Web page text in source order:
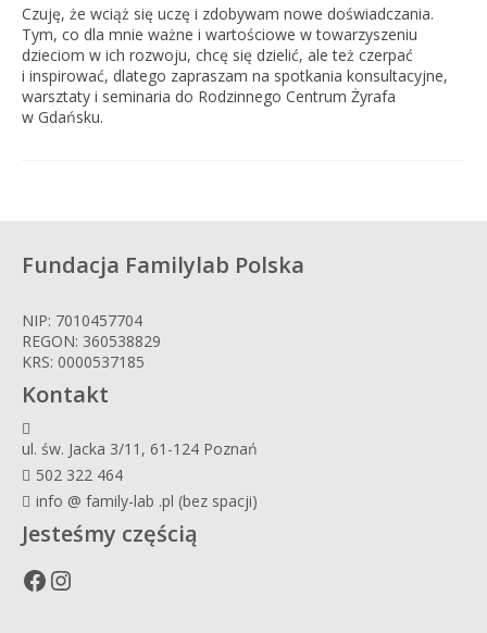
Czuję, że wciąż się uczę i zdobywam nowe doświadczania.
Tym, co dla mnie ważne i wartościowe w towarzyszeniu
dzieciom w ich rozwoju, chcę się dzielić, ale też czerpać
i inspirować, dlatego zapraszam na spotkania konsultacyjne,
warsztaty i seminaria do Rodzinnego Centrum Żyrafa
w Gdańsku.
Fundacja Familylab Polska
NIP: 7010457704
REGON: 360538829
KRS: 0000537185
Kontakt
ul. św. Jacka 3/11, 61-124 Poznań
502 322 464
info @ family-lab .pl (bez spacji)
Jesteśmy częścią
Facebook
Instagram